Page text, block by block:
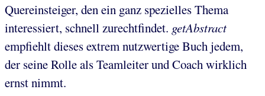
Quereinsteiger, den ein ganz spezielles Thema
interessiert, schnell zurechtfindet. getAbstract
empfiehlt dieses extrem nutzwertige Buch jedem,
der seine Rolle als Teamleiter und Coach wirklich
ernst nimmt.